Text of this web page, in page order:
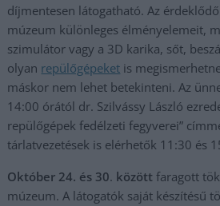
díjmentesen látogatható. Az
múzeum különleges élményelemeit,
szimulátor vagy a 3D karika, sőt,
olyan repülőgépeket is
máskor nem lehet betekinteni. Az
14:00 órától dr. Szilvássy László
repülőgépek fedélzeti fegyverei”
tárlatvezetések is elérhetők 11:30 és
Október 24. és 30. közöttfaragott
múzeum. A látogatók saját készítésű